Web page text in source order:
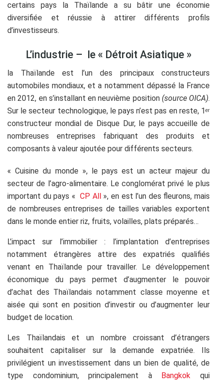
certains pays la Thaïlande a su bâtir une économie
diversifiée et réussie à attirer différents profils
d’investisseurs.
L’industrie – le « Détroit Asiatique »
la Thaïlande est l’un des principaux constructeurs
automobiles mondiaux, et a notamment dépassé la France
en 2012, en s’installant en neuvième position(source OICA).
Sur le secteur technologique, le pays n’est pas en reste, 1 er
constructeur mondial de Disque Dur, le pays accueille de
nombreuses entreprises fabriquant des produits et
composants à valeur ajoutée pour différents secteurs.
« Cuisine du monde », le pays est un acteur majeur du
secteur de l’agro-alimentaire. Le conglomérat privé le plus
important du pays «CP All
», en est l’un des fleurons, mais
de nombreuses entreprises de tailles variables exportent
dans le monde entier riz, fruits, volailles, plats préparés…
L’impact sur l’immobilier : l’implantation d’entreprises
notamment étrangères attire des expatriés qualifiés
venant en Thaïlande pour travailler. Le développement
économique du pays permet d’augmenter le pouvoir
d’achat des Thaïlandais notamment classe moyenne et
aisée qui sont en position d’investir ou d’augmenter leur
budget de location.
Les Thaïlandais et un nombre croissant d’étrangers
souhaitent capitaliser sur la demande expatriée. Ils
privilégient un investissement dans un bien de qualité, de
type condominium, principalement à
Bangkok qui